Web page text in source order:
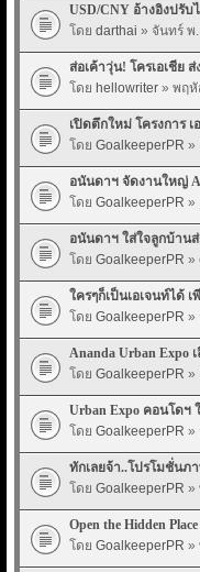
USD/CNY อ้างอิงปรับ
โดย darthai » จันทร์ พ
ส่อเค้าวุ่น! โครเอเชีย
โดย hellowriter » พฤหั
เปิดตึกใหม่ โครงการ
โดย GoalkeeperPR »
อนันดาฯ จัดงานใหญ่
โดย GoalkeeperPR »
อนันดาฯ ใส่ใจลูกบ้าน
โดย GoalkeeperPR »
ใครๆก็เป็นเอเจนท์ได้
โดย GoalkeeperPR »
Ananda Urban Expo
โดย GoalkeeperPR »
Urban Expo คอนโดฯ
โดย GoalkeeperPR »
ทักเลยจ้า..โปรโมชั่นภ
โดย GoalkeeperPR »
Open the Hidden
โดย GoalkeeperPR »